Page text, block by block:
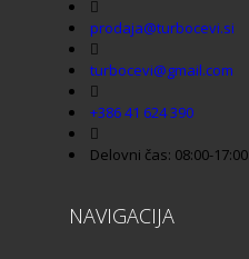
prodaja@turbocevi.si
turbocevi@gmail.com
+386 41 624 390
Delovni čas: 08:00-17:00
NAVIGACIJA